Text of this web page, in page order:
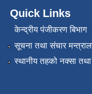
Quick Links
केन्द्रीय पंजीकरण बिभाग
सूचना तथा संचार
स्थानीय तहको नक्सा तथा